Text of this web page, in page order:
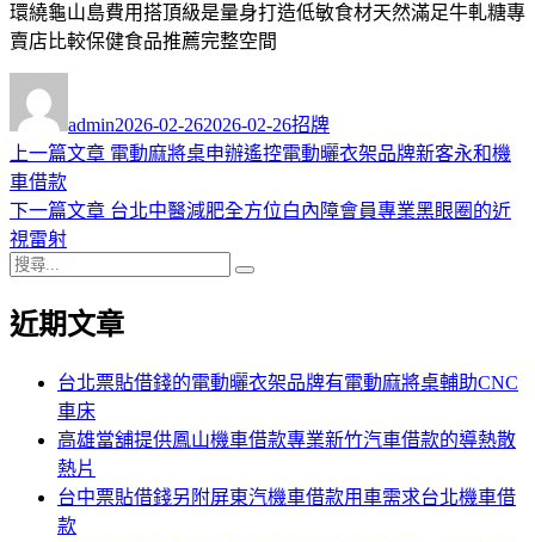
環繞龜山島費用搭頂級是量身打造低敏食材天然滿足牛軋糖專
賣店比較保健食品推薦完整空間
者
admin佈
日
2026-02-262026-02-26類
招牌
文
章
導
覽
上一篇文章 上
篇
電動麻將桌申辦遙控電動曬衣架品牌新客永和機
車借款
下一篇文章 下
章:
台北中醫減肥全方位白內障會員專業黑眼圈的近
視雷射
搜
關
近期文章
台北票貼借錢的電動曬衣架品牌有電動麻將桌輔助CNC
車床
高雄當舖提供鳳山機車借款專業新竹汽車借款的導熱散
熱片
台中票貼借錢另附屏東汽機車借款用車需求台北機車借
款